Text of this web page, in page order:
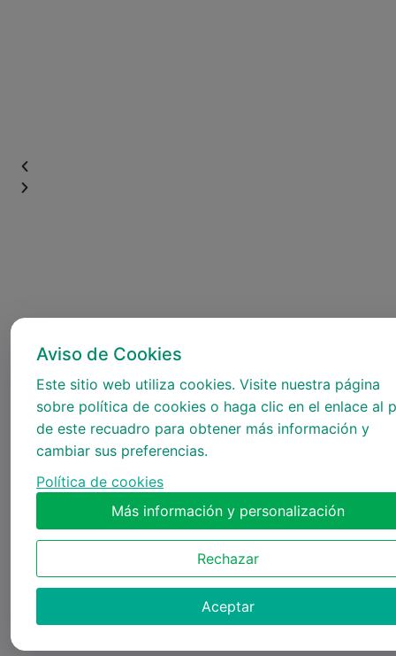
Aviso de Cookies
Este sitio web utiliza cookies. Visite nuestra página
sobre política de cookies o haga clic en el enlace al
de este recuadro para obtener más información y
cambiar sus preferencias.
Política de cookies
Más información y personalización
Rechazar
Aceptar